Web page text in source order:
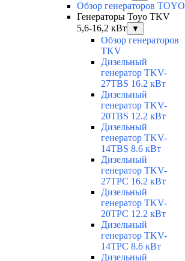
Обзор генераторов TOYO
Генераторы Toyo TKV
5,6-16,2 кВт
▼
Обзор генераторов
TKV
Дизельный
генератор TKV-
27TBS 16.2 кВт
Дизельный
генератор TKV-
20TBS 12.2 кВт
Дизельный
генератор TKV-
14TBS 8.6 кВт
Дизельный
генератор TKV-
27TPC 16.2 кВт
Дизельный
генератор TKV-
20TPC 12.2 кВт
Дизельный
генератор TKV-
14TPC 8.6 кВт
Дизельный